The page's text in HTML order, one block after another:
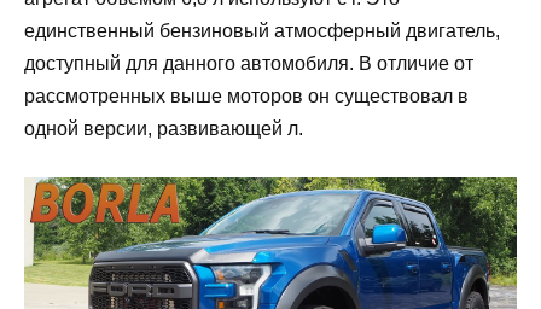
единственный бензиновый атмосферный двигатель,
доступный для данного автомобиля. В отличие от
рассмотренных выше моторов он существовал в
одной версии, развивающей л.